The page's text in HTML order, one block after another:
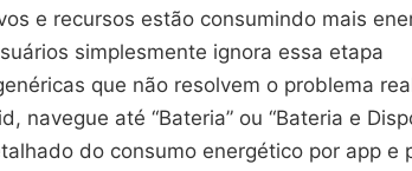
e recursos estão consumindo mais
simplesmente ignora essa etapa
que não resolvem o problema
navegue até “Bateria” ou “Bateria e
do consumo energético por app e